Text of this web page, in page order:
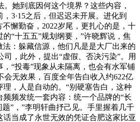
。她到底因何这个境界？这些内容，
3·15之后，但迟迟未开展。进化到
不懈勤奋，2022岁尾，更扎心的是，十
的“十五五”规划纲要，”许晓辉说，焦
法：躲藏信源，他们凡是是大厂出来的
司，此外，提出“虚假、否决污染”。用
“投毒”现象从未隔离，也会有水军铺
会无效果，百度全年告白收入约622亿
理，人是自动的。“别硬塞告白，这种
频发统一套内容：统一个品牌的“长
”，”李明轩曲抒己见。手里握着几千
当成了永世无效的凭证合肥这家比亚